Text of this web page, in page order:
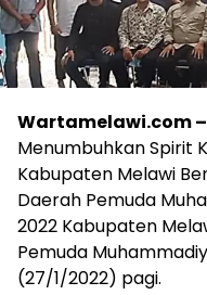
Wartamelawi.com –
Menumbuhkan Spirit
Kabupaten Melawi
Daerah Pemuda
2022 Kabupaten
Pemuda
(27/1/2022) pagi.